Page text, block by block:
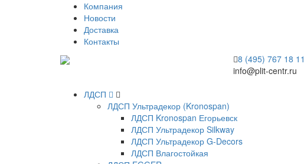
Компания
Новости
Доставка
Контакты
8 (495) 767 18 11
info@plit-centr.ru
ЛДСП
ЛДСП Ультрадекор (Kronospan)
ЛДСП Kronospan Егорьевск
ЛДСП Ультрадекор Silkway
ЛДСП Ультрадекор G-Decors
ЛДСП Влагостойкая